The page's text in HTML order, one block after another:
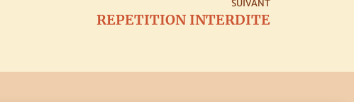
SUIVANT
REPETITION INTERDITE